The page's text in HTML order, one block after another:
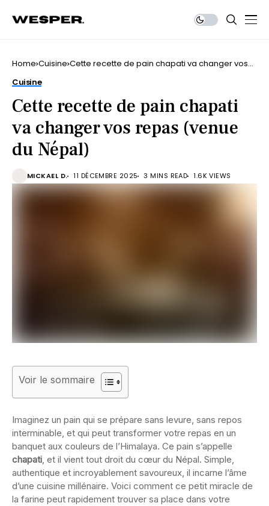
Home Cuisine Cette recette de pain chapati va changer vos
Cuisine
Cette recette de pain chapati
va changer vos repas (venue
du Népal)
MICKAEL D. 11 DÉCEMBRE 2025 3 MINS READ 1.6K VIEWS
Voir le sommaire
Imaginez un pain qui se prépare sans levure, sans repos
interminable, et qui peut transformer votre repas en un
banquet aux couleurs de l’Himalaya. Ce pain s’appelle
chapati, et il vient tout droit du cœur du Népal. Simple,
authentique et incroyablement savoureux, il incarne l’âme
d’une cuisine millénaire. Voici comment ce petit miracle de
la farine peut rapidement trouver sa place dans votre